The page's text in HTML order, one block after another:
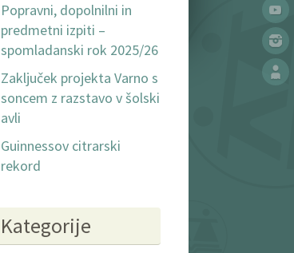
Popravni, dopolnilni in
predmetni izpiti –
spomladanski rok 2025/26
Zaključek projekta Varno s
soncem z razstavo v šolski
avli
Guinnessov citrarski
rekord
Kategorije